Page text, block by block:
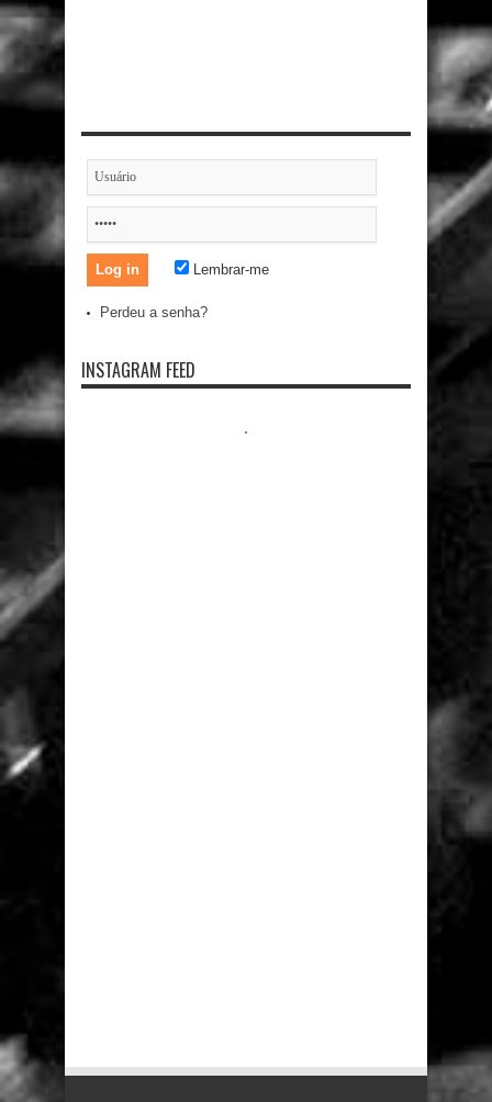
Lembrar-me
Perdeu a senha?
INSTAGRAM FEED